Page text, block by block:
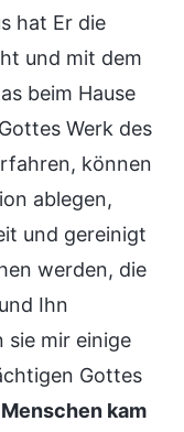
hat Er die
und mit dem
beim Hause
Werk des
können
ablegen,
und gereinigt
werden, die
Ihn
sie mir einige
Gottes
kam